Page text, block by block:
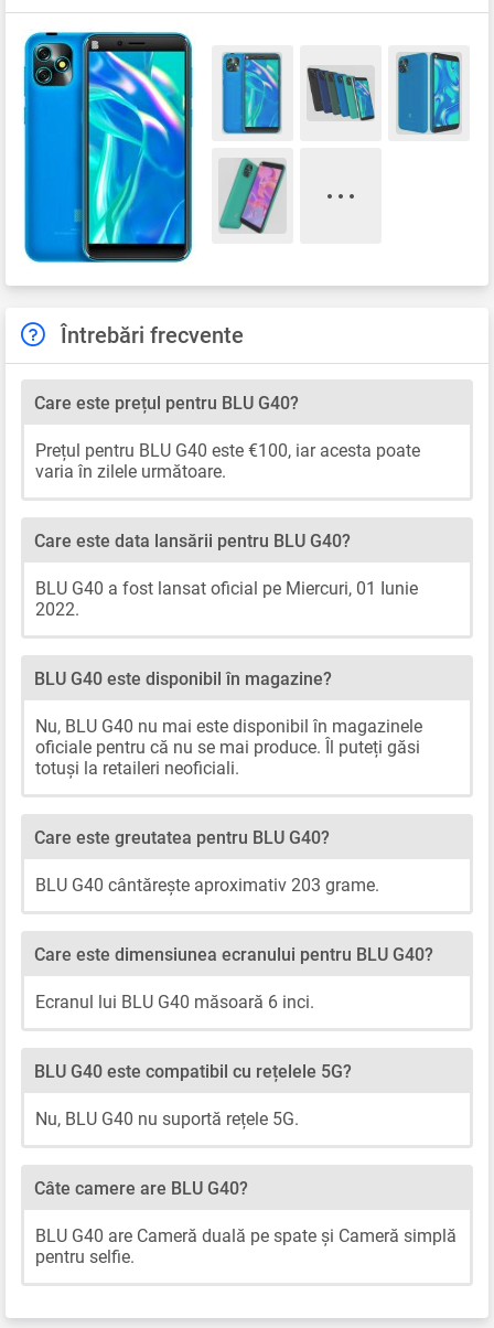
Întrebări frecvente
Care este prețul pentru BLU G40?
Prețul pentru BLU G40 este €100, iar acesta poate
varia în zilele următoare.
Care este data lansării pentru BLU G40?
BLU G40 a fost lansat oficial pe Miercuri, 01 Iunie
2022.
BLU G40 este disponibil în magazine?
Nu, BLU G40 nu mai este disponibil în magazinele
oficiale pentru că nu se mai produce. Îl puteți găsi
totuși la retaileri neoficiali.
Care este greutatea pentru BLU G40?
BLU G40 cântărește aproximativ 203 grame.
Care este dimensiunea ecranului pentru BLU G40?
Ecranul lui BLU G40 măsoară 6 inci.
BLU G40 este compatibil cu rețelele 5G?
Nu, BLU G40 nu suportă rețele 5G.
Câte camere are BLU G40?
BLU G40 are Cameră duală pe spate și Cameră simplă
pentru selfie.